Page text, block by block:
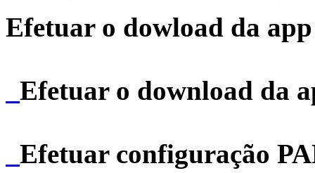
Efetuar o dowload da
Efetuar o download da
Efetuar configuração